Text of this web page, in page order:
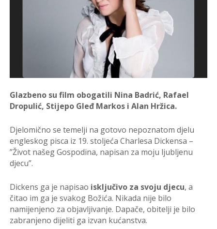
Glazbeno su film obogatili Nina Badrić, Rafael
Dropulić, Stijepo Gleđ Markos i Alan Hržica.
Djelomično se temelji na gotovo nepoznatom djelu
engleskog pisca iz 19. stoljeća Charlesa Dickensa –
”Život našeg Gospodina, napisan za moju ljubljenu
djecu”.
Dickens ga je napisao isključivo za svoju djecu, a
čitao im ga je svakog Božića. Nikada nije bilo
namijenjeno za objavljivanje. Dapače, obitelji je bilo
zabranjeno dijeliti ga izvan kućanstva.